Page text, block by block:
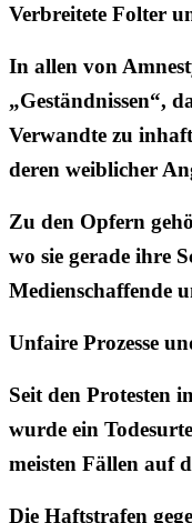
Verbreitete Folter
In allen von
„Geständnissen“,
Verwandte zu
deren weiblicher
Zu den Opfern
wo sie gerade ihre
Medienschaffende
Unfaire Prozesse
Seit den Protesten
wurde ein
meisten Fällen auf
Die Haftstrafen